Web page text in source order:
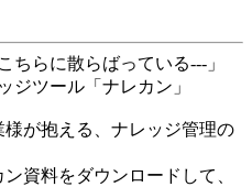
ちらに散らばっている---」
ジツール「ナレカン」
様が抱える、ナレッジ管理の
資料をダウンロードして、